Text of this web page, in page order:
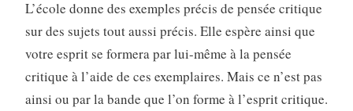
L’école donne des exemples précis de pensée critique
sur des sujets tout aussi précis. Elle espère ainsi que
votre esprit se formera par lui-même à la pensée
critique à l’aide de ces exemplaires. Mais ce n’est pas
ainsi ou par la bande que l’on forme à l’esprit critique.